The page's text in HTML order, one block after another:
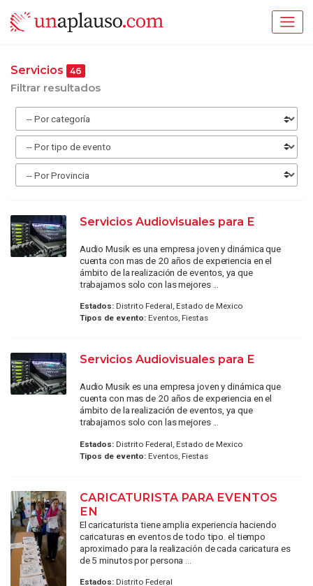
Servicios 46
Filtrar resultados
Servicios Audiovisuales para E
Audio Musik es una empresa joven y dinámica que
cuenta con mas de 20 años de experiencia en el
ámbito de la realización de eventos, ya que
trabajamos solo con las mejores ...
Estados:Distrito Federal, Estado de Mexico
Tipos de evento:Eventos, Fiestas
Servicios Audiovisuales para E
Audio Musik es una empresa joven y dinámica que
cuenta con mas de 20 años de experiencia en el
ámbito de la realización de eventos, ya que
trabajamos solo con las mejores ...
Estados:Distrito Federal, Estado de Mexico
Tipos de evento:Eventos, Fiestas
CARICATURISTA PARA EVENTOS
EN
El caricaturista tiene amplia experiencia haciendo
caricaturas en eventos de todo tipo. el tiempo
aproximado para la realización de cada caricatura es
de 5 minutos por persona ...
Estados:Distrito Federal